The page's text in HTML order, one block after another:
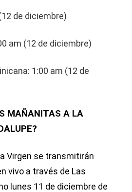
de diciembre)
am (12 de diciembre)
1:00 am (12 de
MAÑANITAS A LA
Virgen se transmitirán
vivo a través de Las
lunes 11 de diciembre de